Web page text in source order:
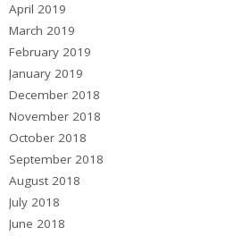
April 2019
March 2019
February 2019
January 2019
December 2018
November 2018
October 2018
September 2018
August 2018
July 2018
June 2018